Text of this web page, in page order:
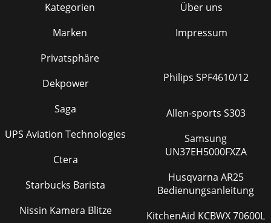
Kategorien
Marken
Privatsphäre
Über uns
Impressum
Dekpower
Saga
UPS Aviation Technologies
Ctera
Starbucks Barista
Nissin Kamera Blitze
Philips SPF4610/12
Allen-sports S303
Samsung
UN37EH5000FXZA
Husqvarna AR25
Bedienungsanleitung
KitchenAid KCBWX 70600L